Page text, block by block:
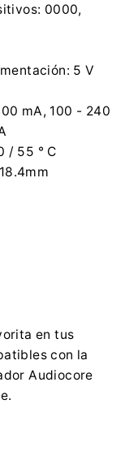
0000,
5 V
mA, 100 - 240
/ 55 ° C
en tus
con la
Audiocore